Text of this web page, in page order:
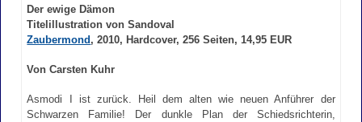
Der ewige Dämon
Titelillustration von Sandoval
Zaubermond , 2010, Hardcover, 256 Seiten, 14,95 EUR
Von Carsten Kuhr
Asmodi I ist zurück. Heil dem alten wie neuen Anführer der
Schwarzen Familie! Der dunkle Plan der Schiedsrichterin,